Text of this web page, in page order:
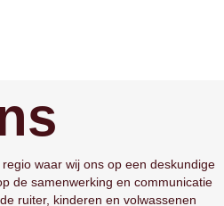
waar wij ons op een deskundige
de samenwerking en communicatie
ruiter, kinderen en volwassenen